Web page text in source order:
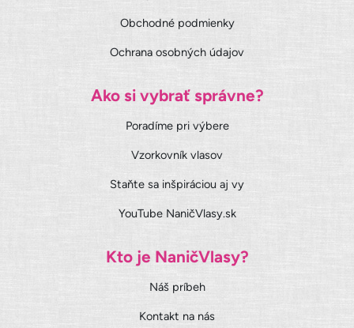
Obchodné podmienky
Ochrana osobných údajov
Ako si vybrať správne?
Poradíme pri výbere
Vzorkovník vlasov
Staňte sa inšpiráciou aj vy
YouTube NaničVlasy.sk
Kto je NaničVlasy?
Náš príbeh
Kontakt na nás